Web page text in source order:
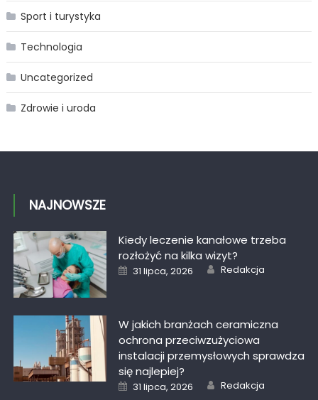
Sport i turystyka
Technologia
Uncategorized
Zdrowie i uroda
NAJNOWSZE
Kiedy leczenie kanałowe trzeba
rozłożyć na kilka wizyt?
Posted
on
31 lipca, 2026 Author
Redakcja
W jakich branżach ceramiczna
ochrona przeciwzużyciowa
instalacji przemysłowych sprawdza
się najlepiej?
Posted
on
31 lipca, 2026 Author
Redakcja